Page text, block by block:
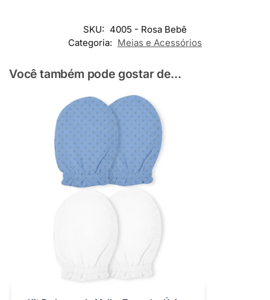
SKU: 4005 - Rosa Bebê
Categoria: Meias e Acessórios
Você também pode gostar de...